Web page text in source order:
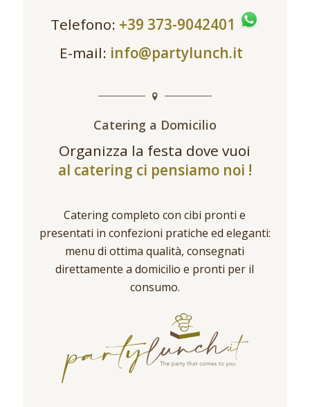
Telefono: +39 373-9042401
E-mail: info@partylunch.it
Catering a Domicilio
Organizza la festa dove vuoi
al catering ci pensiamo noi !
Catering completo con cibi pronti e
presentati in confezioni pratiche ed eleganti:
menu di ottima qualità, consegnati
direttamente a domicilio e pronti per il
consumo.